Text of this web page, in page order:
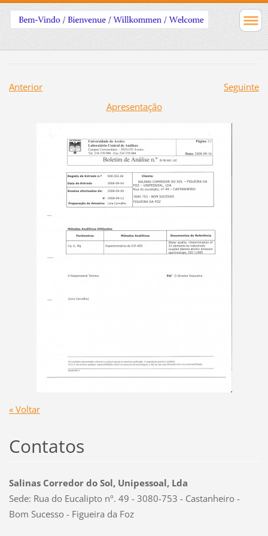
Anterior
Seguinte
Apresentação
« Voltar
Contatos
Salinas Corredor do Sol, Unipessoal, Lda
Sede: Rua do Eucalipto nº. 49 - 3080-753 - Castanheiro -
Bom Sucesso - Figueira da Foz